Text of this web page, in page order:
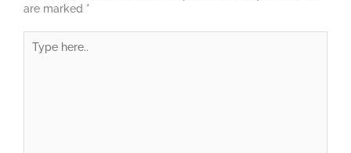
are marked *
here..